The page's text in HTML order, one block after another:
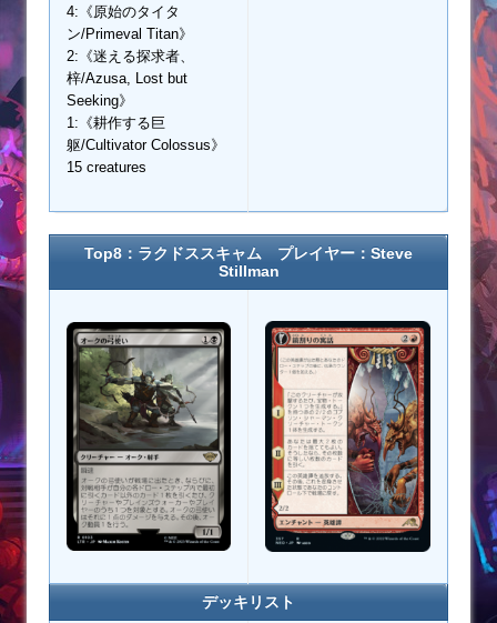
4:《原始のタイタ
ン/Primeval Titan》
2:《迷える探求者、
梓/Azusa, Lost but
Seeking》
1:《耕作する巨
躯/Cultivator Colossus》
15 creatures
Top8：ラクドススキャム プレイヤー：Steve
Stillman
デッキリスト